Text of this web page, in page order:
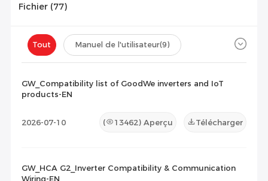
Fichier (77)
Tout Manuel de l'utilisateur(9)
Liste de compatibilité
Document de maintenance(0) Autres(0)
GW_Compatibility list of GoodWe inverters and IoT
products-EN
2026-07-10 ( 13462) Aperçu Télécharger
GW_HCA G2_Inverter Compatibility & Communication
Wiring-EN